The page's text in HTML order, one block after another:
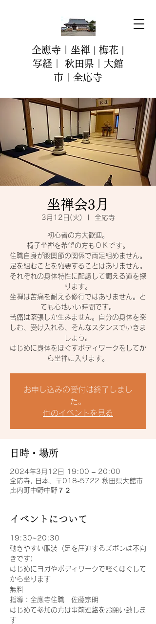
全應寺｜坐禅 | 梅花 |
写経｜ 秋田県｜大館
市｜全応寺
坐禅会3月
3月12日(火) 全応寺
初心者の方大歓迎。
椅子坐禅を希望の方もＯＫです。
住職自身が股関節の関係で両足組めません。
足を組むことを強要することはありません。
それぞれの身体特性に配慮して調える道を探
ります。
坐禅は苦痛を耐える修行ではありません。と
ても心地いい時間です。
苦痛は緊張しか生みません。自分の身体を楽
しむ、受け入れる、そんなスタンスでいきま
しょう。
はじめに身体をほぐすボディワークをしてか
ら坐禅に入ります。
お申し込みの受付は終了しまし
た。
他のイベントを見る
日時・場所
2024年3月12日 19:00 – 20:00
全応寺, 日本、〒018-5722 秋田県大館市
比内町中野中野７２
イベントについて
19:30~20:30
動きやすい服装（足を圧迫するズボンは不向
きです）
はじめにヨガやボディワークで軽くほぐして
から坐ります
無料
指導：全應寺住職　佐藤宗明
はじめて参加の方は事前連絡をお願い致しま
す